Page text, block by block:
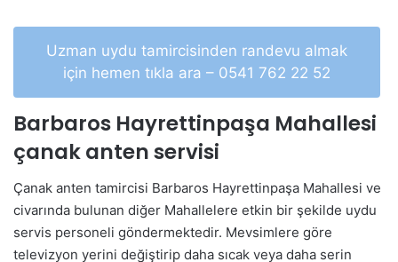
Uzman uydu tamircisinden randevu almak
için hemen tıkla ara – 0541 762 22 52
Barbaros Hayrettinpaşa Mahallesi
çanak anten servisi
Çanak anten tamircisi Barbaros Hayrettinpaşa Mahallesi ve
civarında bulunan diğer Mahallelere etkin bir şekilde uydu
servis personeli göndermektedir. Mevsimlere göre
televizyon yerini değiştirip daha sıcak veya daha serin